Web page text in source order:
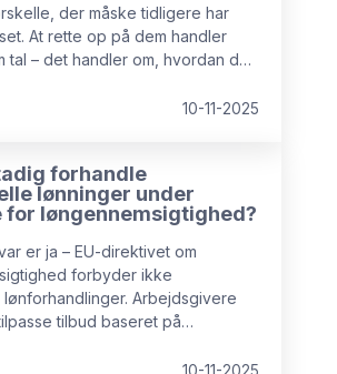
der måske tidligere har
At rette op på dem handler
tal – det handler om, hvordan du
10-11-2025
forhandle
lønninger under
for løngennemsigtighed?
er ja – EU-direktivet om
forbyder ikke
Arbejdsgivere
tilbud baseret på